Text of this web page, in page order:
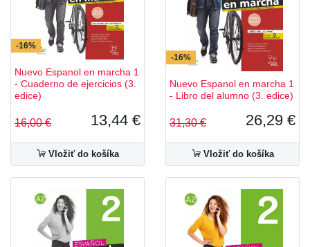
-16%
Nuevo Espanol en marcha 1
- Cuaderno de ejercicios (3.
edice)
16,00 € 13,44 €
Vložiť do košíka
-16%
Nuevo Espanol en marcha 1
- Libro del alumno (3. edice)
31,30 € 26,29 €
Vložiť do košíka